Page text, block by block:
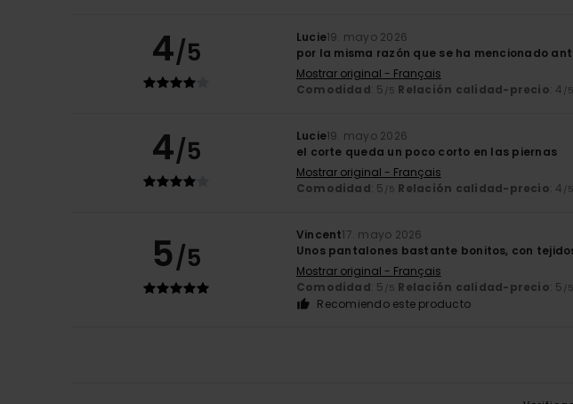
4/5 Lucie19. mayo 2026
por la misma razón que se ha mencionado
Mostrar original - Français
Comodidad: 5 /5 Relación calidad-precio: 4 /5
4/5 Lucie19. mayo 2026
el corte queda un poco corto en las piernas
Mostrar original - Français
Comodidad: 5 /5 Relación calidad-precio: 4 /5
5/5
Vincent17. mayo 2026
Unos pantalones bastante bonitos, con
Mostrar original - Français
Comodidad: 5 /5 Relación calidad-precio: 5 /5
Recomiendo este producto